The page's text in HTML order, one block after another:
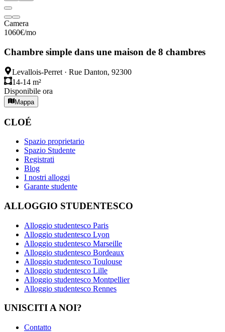
Camera
1060€/mo
Chambre simple dans une maison de 8 chambres
Levallois-Perret· Rue Danton, 92300
14-14 m²
Disponibile ora
Mappa
CLOÉ
Spazio proprietario
Spazio Studente
Registrati
Blog
I nostri alloggi
Garante studente
ALLOGGIO STUDENTESCO
Alloggio studentesco Paris
Alloggio studentesco Lyon
Alloggio studentesco Marseille
Alloggio studentesco Bordeaux
Alloggio studentesco Toulouse
Alloggio studentesco Lille
Alloggio studentesco Montpellier
Alloggio studentesco Rennes
UNISCITI A NOI?
Contatto